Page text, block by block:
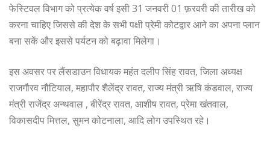
फेस्टिवल विभाग को प्रत्येक वर्ष इसी 31 जनवरी 01 फ़रवरी की तारीख को
करना चाहिए जिससे की देश के सभी पक्षी प्रेमी कोटद्वार आने का अपना प्लान
बना सकें और इससे पर्यटन को बढ़ावा मिलेगा।
इस अवसर पर लैंसडाउन विधायक महंत दलीप सिंह रावत, जिला अध्यक्ष
राजगौरव नौटियाल, महापौर शैलेंद्र रावत, राज्य मंत्री ऋषि कंडवाल, राज्य
मंत्री राजेंद्र अन्थवाल , बीरेंद्र रावत, आशीष रावत, प्रेमा खंतवाल,
विकासदीप मित्तल, सुमन कोटनाला, आदि लोग उपस्थित रहे।